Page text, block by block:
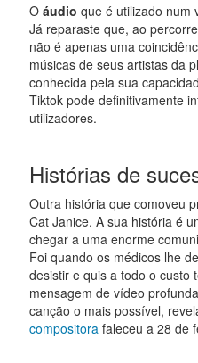
O áudio que é utilizado num
Já reparaste que, ao
não é apenas uma
músicas de seus artistas da
conhecida pela sua
Tiktok pode definitivamente
utilizadores.
Histórias de
Outra história que comoveu
Cat Janice. A sua história é
chegar a uma enorme
Foi quando os médicos lhe
desistir e quis a todo o custo
mensagem de vídeo
canção o mais possível,
compositora faleceu a 28 de